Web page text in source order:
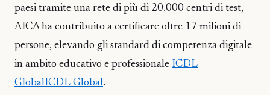
paesi tramite una rete di più di 20.000 centri di test,
AICA ha contribuito a certificare oltre 17 milioni di
persone, elevando gli standard di competenza digitale
in ambito educativo e professionale ICDL
GlobalICDL Global.